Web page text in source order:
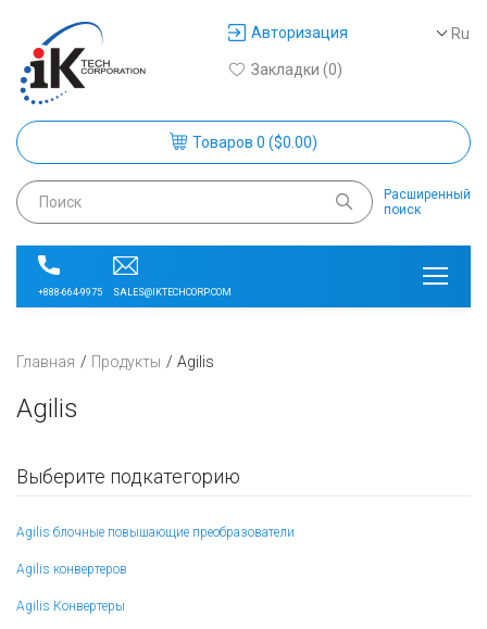
Ru
Авторизация
Закладки (0)
Товаров 0 ($0.00)
Расширенный
поиск
+888-664-9975 SALES@IKTECHCORP.COM
Главная Продукты Agilis
Agilis
Выберите подкатегорию
Agilis блочные повышающие преобразователи
Agilis конвертеров
Agilis Конвертеры